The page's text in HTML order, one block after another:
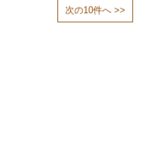
次の10件へ >>